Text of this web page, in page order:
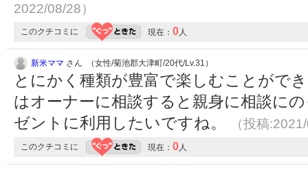
2022/08/28）
このクチコミに 現在： 0 人
新米ママ さん （女性/菊池郡大津町/20代/Lv.31）
とにかく種類が豊富で楽しむことがで
はオーナーに相談すると親身に相談に
ゼントに利用したいですね。
（投稿
このクチコミに 現在： 0 人